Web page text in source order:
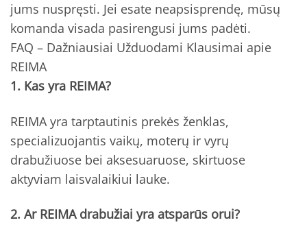
jums nuspręsti. Jei esate neapsisprendę, mūsų
komanda visada pasirengusi jums padėti.
FAQ – Dažniausiai Užduodami Klausimai apie
REIMA
1. Kas yra REIMA?
REIMA yra tarptautinis prekės ženklas,
specializuojantis vaikų, moterų ir vyrų
drabužiuose bei aksesuaruose, skirtuose
aktyviam laisvalaikiui lauke.
2. Ar REIMA drabužiai yra atsparūs orui?